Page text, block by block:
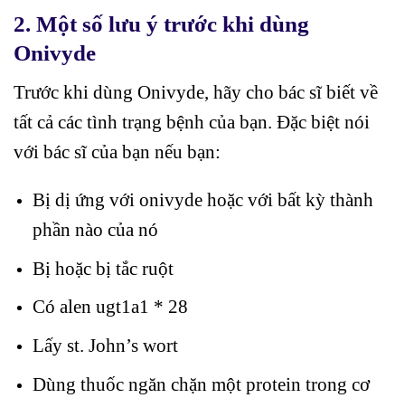
2. Một số lưu ý trước khi dùng
Onivyde
Trước khi dùng Onivyde, hãy cho bác sĩ biết về
tất cả các tình trạng bệnh của bạn. Đặc biệt nói
với bác sĩ của bạn nếu bạn:
Bị dị ứng với onivyde hoặc với bất kỳ thành
phần nào của nó
Bị hoặc bị tắc ruột
Có alen ugt1a1 * 28
Lấy st. John’s wort
Dùng thuốc ngăn chặn một protein trong cơ